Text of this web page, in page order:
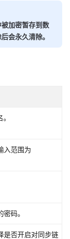
加密暂存到数
会永久清除。
入范围为
码。
是否开启对同步链